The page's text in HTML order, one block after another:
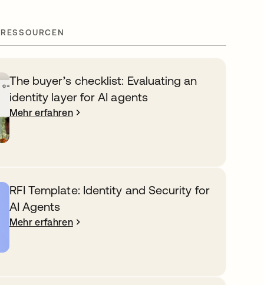
The buyer’s checklist: Evaluating an
identity layer for AI agents
Mehr erfahren
RFI Template: Identity and Security for
AI Agents
Mehr erfahren